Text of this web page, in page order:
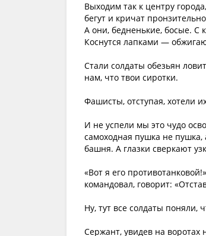
Выходим так к центру
бегут и кричат
А они, бедненькие, босые. С
Коснутся лапками —
Стали солдаты обезьян
нам, что твои сиротки.
Фашисты, отступая, хотели
И не успели мы это чудо
самоходная пушка не пушка,
башня. А глазки сверкают
«Вот я его
командовал, говорит:
Ну, тут все солдаты поняли,
Сержант, увидев на